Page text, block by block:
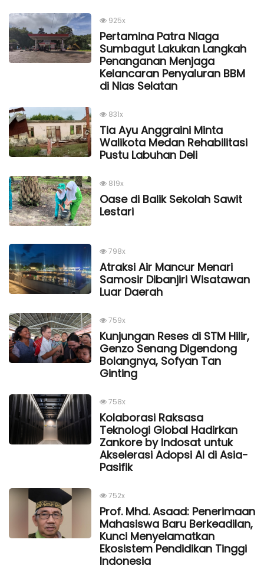
925x
Pertamina Patra Niaga
Sumbagut Lakukan Langkah
Penanganan Menjaga
Kelancaran Penyaluran BBM
di Nias Selatan
831x
Tia Ayu Anggraini Minta
Walikota Medan Rehabilitasi
Pustu Labuhan Deli
819x
Oase di Balik Sekolah Sawit
Lestari
798x
Atraksi Air Mancur Menari
Samosir Dibanjiri Wisatawan
Luar Daerah
759x
Kunjungan Reses di STM Hilir,
Genzo Senang Digendong
Bolangnya, Sofyan Tan
Ginting
758x
Kolaborasi Raksasa
Teknologi Global Hadirkan
Zankore by Indosat untuk
Akselerasi Adopsi AI di Asia-
Pasifik
752x
Prof. Mhd. Asaad: Penerimaan
Mahasiswa Baru Berkeadilan,
Kunci Menyelamatkan
Ekosistem Pendidikan Tinggi
Indonesia